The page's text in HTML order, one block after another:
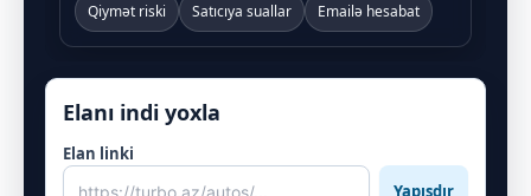
Qiymət riski Satıcıya suallar Emailə hesabat
Elanı indi yoxla
Elan linki
Yapışdır